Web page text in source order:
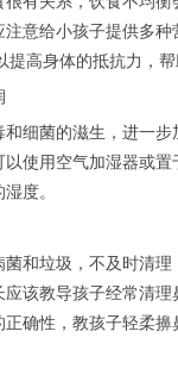
注意给小孩子提供多
提高身体的抵抗力，帮
细菌的滋生，进一
使用空气加湿器或
度。
和垃圾，不及时清
该教导孩子经常清
确性，教孩子轻柔擤